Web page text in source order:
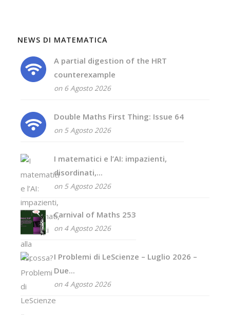
NEWS DI MATEMATICA
A partial digestion of the HRT
counterexample
on 6 Agosto 2026
Double Maths First Thing: Issue 64
on 5 Agosto 2026
I matematici e l’AI: impazienti,
disordinati,...
on 5 Agosto 2026
Carnival of Maths 253
on 4 Agosto 2026
I Problemi di LeScienze – Luglio 2026 –
Due...
on 4 Agosto 2026